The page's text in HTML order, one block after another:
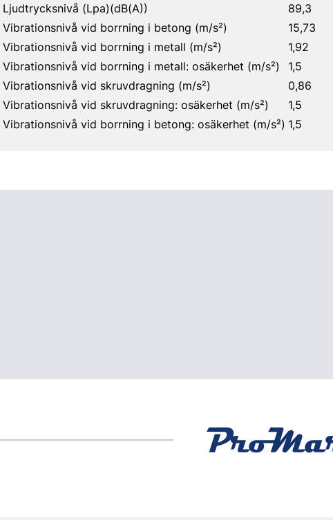
Ljudtrycksnivå (Lpa)(dB(A))
89,3
Vibrationsnivå vid borrning i betong (m/s²)
15,73
Vibrationsnivå vid borrning i metall (m/s²)
1,92
Vibrationsnivå vid borrning i metall: osäkerhet (m/s²)
1,5
Vibrationsnivå vid skruvdragning (m/s²)
0,86
Vibrationsnivå vid skruvdragning: osäkerhet (m/s²)
1,5
Vibrationsnivå vid borrning i betong: osäkerhet (m/s²) 1,5